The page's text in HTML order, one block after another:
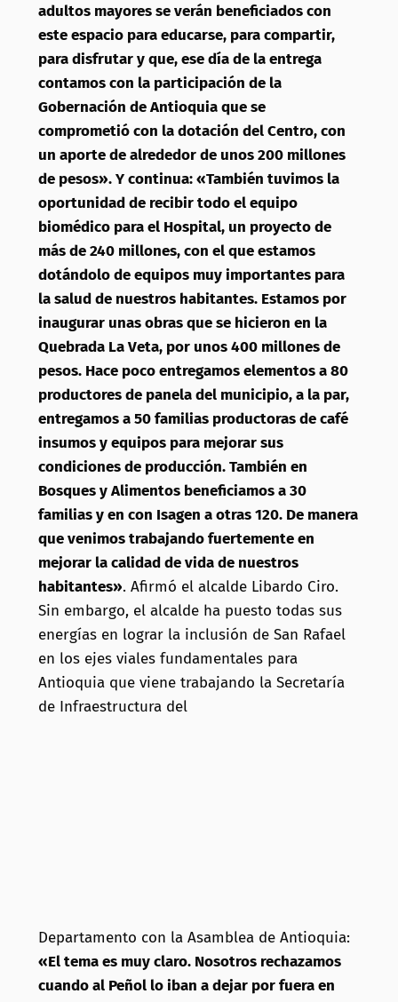
adultos mayores se verán beneficiados con
este espacio para educarse, para compartir,
para disfrutar y que, ese día de la entrega
contamos con la participación de la
Gobernación de Antioquia que se
comprometió con la dotación del Centro, con
un aporte de alrededor de unos 200 millones
de pesos». Y continua: «También tuvimos la
oportunidad de recibir todo el equipo
biomédico para el Hospital, un proyecto de
más de 240 millones, con el que estamos
dotándolo de equipos muy importantes para
la salud de nuestros habitantes. Estamos por
inaugurar unas obras que se hicieron en la
Quebrada La Veta, por unos 400 millones de
pesos. Hace poco entregamos elementos a 80
productores de panela del municipio, a la par,
entregamos a 50 familias productoras de café
insumos y equipos para mejorar sus
condiciones de producción. También en
Bosques y Alimentos beneficiamos a 30
familias y en con Isagen a otras 120. De manera
que venimos trabajando fuertemente en
mejorar la calidad de vida de nuestros
habitantes». Afirmó el alcalde Libardo Ciro.
Sin embargo, el alcalde ha puesto todas sus
energías en lograr la inclusión de San Rafael
en los ejes viales fundamentales para
Antioquia que viene trabajando la Secretaría
de Infraestructura del
Departamento con la Asamblea de Antioquia:
«El tema es muy claro. Nosotros rechazamos
cuando al Peñol lo iban a dejar por fuera en